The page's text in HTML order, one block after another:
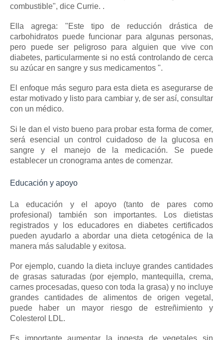
combustible", dice Currie. .
Ella agrega: "Este tipo de reducción drástica de
carbohidratos puede funcionar para algunas personas,
pero puede ser peligroso para alguien que vive con
diabetes, particularmente si no está controlando de cerca
su azúcar en sangre y sus medicamentos ".
El enfoque más seguro para esta dieta es asegurarse de
estar motivado y listo para cambiar y, de ser así, consultar
con un médico.
Si le dan el visto bueno para probar esta forma de comer,
será esencial un control cuidadoso de la glucosa en
sangre y el manejo de la medicación. Se puede
establecer un cronograma antes de comenzar.
Educación y apoyo
La educación y el apoyo (tanto de pares como
profesional) también son importantes.
Los dietistas
registrados y los educadores en diabetes certificados
pueden ayudarlo a abordar una dieta cetogénica de la
manera más saludable y exitosa.
Por ejemplo, cuando la dieta incluye grandes cantidades
de grasas saturadas (por ejemplo, mantequilla, crema,
carnes procesadas, queso con toda la grasa) y no incluye
grandes cantidades de alimentos de origen vegetal,
puede haber un mayor riesgo de estreñimiento y
Colesterol LDL.